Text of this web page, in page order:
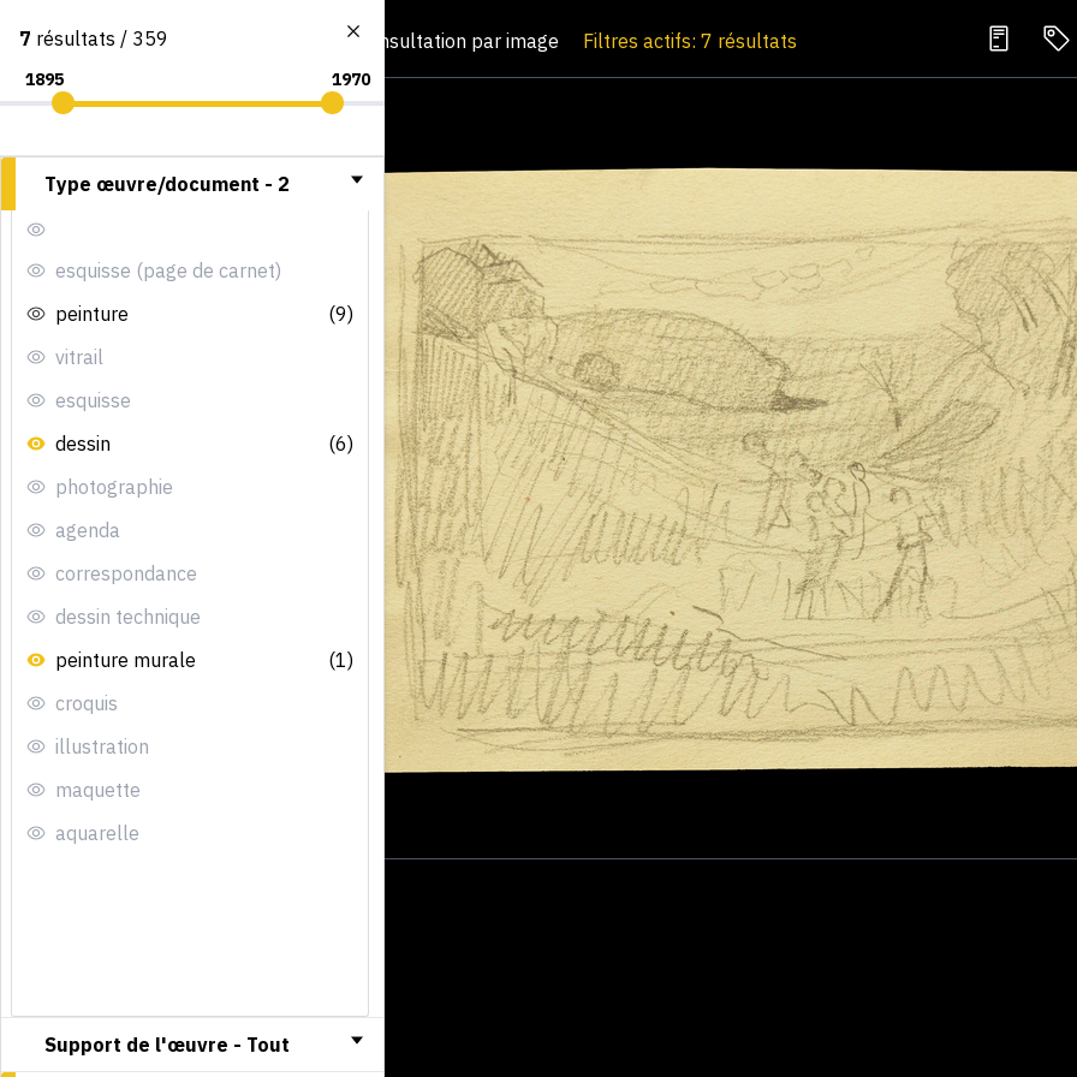
Consultation par image Filtres actifs: 7 résultats
7 résultats / 359
Type œuvre/document - 2
esquisse (page de carnet)
peinture
(9)
vitrail
esquisse
dessin
(6)
photographie
agenda
correspondance
dessin technique
peinture murale
(1)
croquis
illustration
maquette
aquarelle
Support de l'œuvre - Tout